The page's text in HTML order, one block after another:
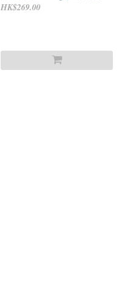
配方 | 狗狗保健品
HK$269.00